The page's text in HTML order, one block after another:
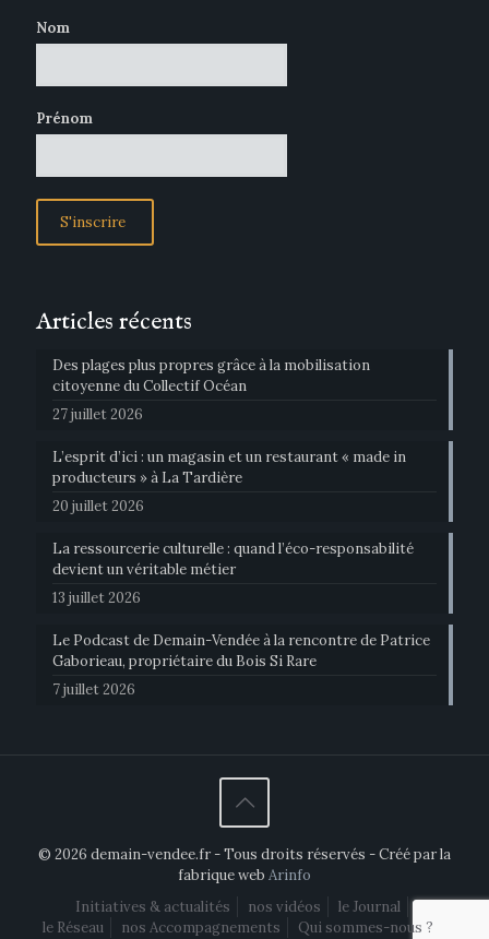
Nom
Prénom
Articles récents
Des plages plus propres grâce à la mobilisation
citoyenne du Collectif Océan
27 juillet 2026
L’esprit d’ici : un magasin et un restaurant « made in
producteurs » à La Tardière
20 juillet 2026
La ressourcerie culturelle : quand l’éco-responsabilité
devient un véritable métier
13 juillet 2026
Le Podcast de Demain-Vendée à la rencontre de Patrice
Gaborieau, propriétaire du Bois Si Rare
7 juillet 2026
© 2026 demain-vendee.fr - Tous droits réservés - Créé par la
fabrique web Arinfo
Initiatives & actualités
nos vidéos
le Journal
le Réseau
nos Accompagnements Qui sommes-nous ?